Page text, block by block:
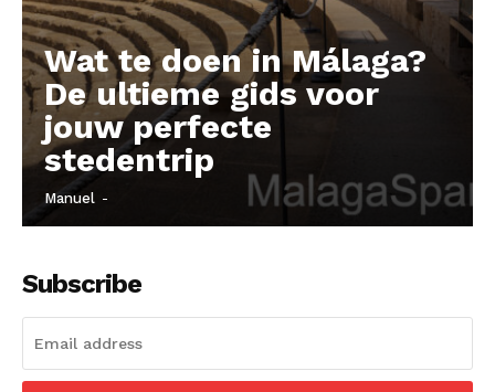
Wat te doen in Málaga?
De ultieme gids voor
jouw perfecte
stedentrip
Manuel -
Subscribe